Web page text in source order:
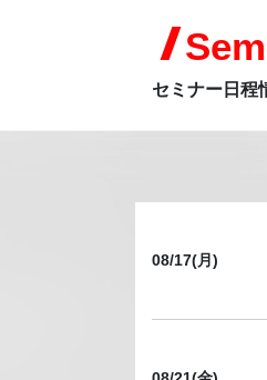
セミナー日程
08/17(月)